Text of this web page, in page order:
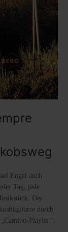
Engel auch
Tag, jede
Der
durch
Playlist“.